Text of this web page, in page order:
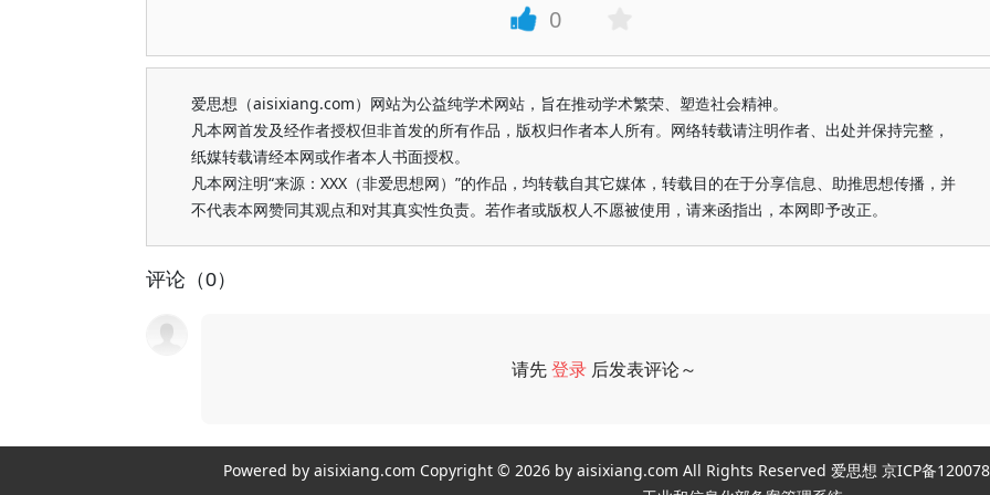
0
爱思想（aisixiang.com）网站为公益纯学术网站，旨在推动学术繁荣、塑造社会精神。
凡本网首发及经作者授权但非首发的所有作品，版权归作者本人所有。网络转载请注明作者、出处并保持完整，
纸媒转载请经本网或作者本人书面授权。
凡本网注明“来源：XXX（非爱思想网）”的作品，均转载自其它媒体，转载目的在于分享信息、助推思想传播，并
不代表本网赞同其观点和对其真实性负责。若作者或版权人不愿被使用，请来函指出，本网即予改正。
评论（0）
请先登录 后发表评论～
Powered by aisixiang.com Copyright © 2026 by aisixiang.com All Rights Reserved 爱思想 京ICP备